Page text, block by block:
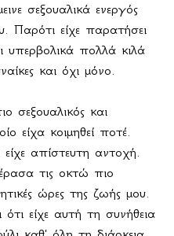
σεξουαλικά ενεργός
Παρότι είχε παρατήσει
υπερβολικά πολλά κιλά
και όχι μόνο.
σεξουαλικός και
είχα κοιμηθεί ποτέ.
απίστευτη αντοχή.
τις οκτώ πιο
ώρες της ζωής μου.
είχε αυτή τη συνήθεια